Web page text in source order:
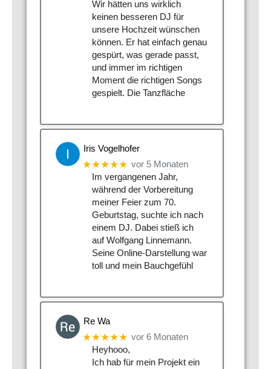
Wir hätten uns wirklich
keinen besseren DJ für
unsere Hochzeit wünschen
können. Er hat einfach genau
gespürt, was gerade passt,
und immer im richtigen
Moment die richtigen Songs
gespielt. Die Tanzfläche
Iris Vogelhofer
★★★★★ vor 5 Monaten
Im vergangenen Jahr,
während der Vorbereitung
meiner Feier zum 70.
Geburtstag, suchte ich nach
einem DJ. Dabei stieß ich
auf Wolfgang Linnemann.
Seine Online-Darstellung war
toll und mein Bauchgefühl
Re Wa
★★★★★ vor 6 Monaten
Heyhooo,
Ich hab für mein Projekt ein